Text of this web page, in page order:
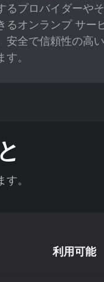
るプロバイダーや
るオンランプ サー
安全で信頼性の高
。
。
利用可能